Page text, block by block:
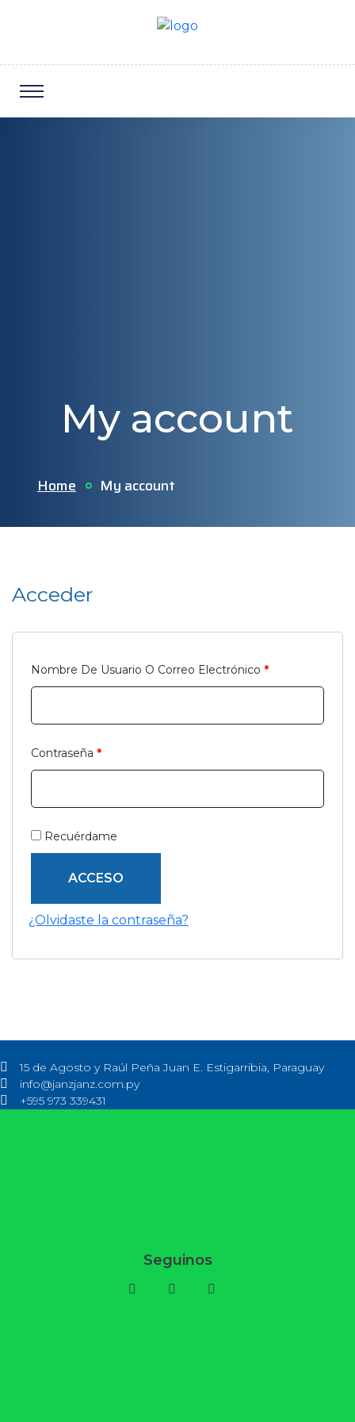
My account
Home My account
Acceder
Nombre De Usuario O Correo Electrónico *
Contraseña *
Recuérdame
ACCESO
¿Olvidaste la contraseña?
15 de Agosto y Raúl Peña Juan E. Estigarribia, Paraguay
info@janzjanz.com.py
+595 973 339431
Seguinos